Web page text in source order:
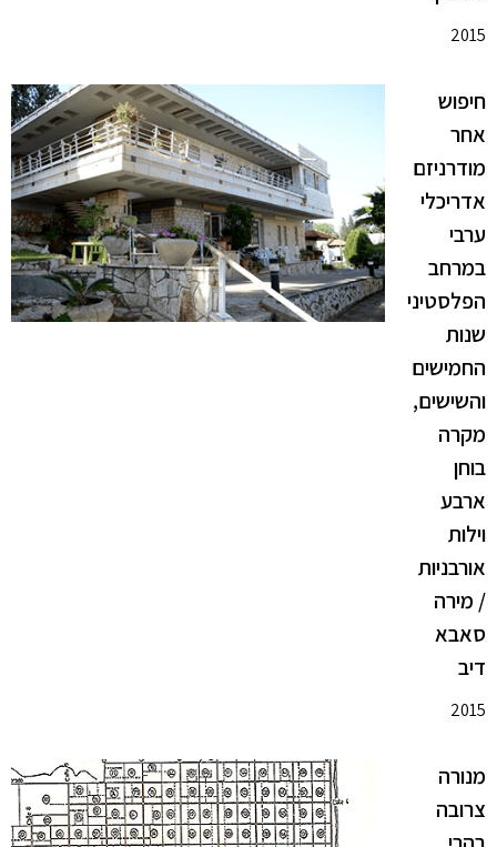
2015
חיפוש
אחר
מודרניזם
אדריכלי
ערבי
במרחב
הפלסטיני
שנות
החמישים
והשישים,
מקרה
בוחן
ארבע
וילות
אורבניות
/ מירה
סאבא
דיב
2015
מנורה
צרובה